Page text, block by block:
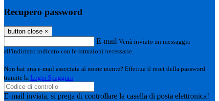
Recupero password
button close ×
E-mail Verrà inviato un messaggio
all'indirizzo indicato con le istruzioni necessarie.
Non hai una e-mail associata al nome utente? Effettua il reset della password
tramite la Login Spaggiari
E-mail inviata, si prega di controllare la casella di posta elettronica!